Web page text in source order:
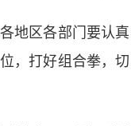
区各部门要认真
，打好组合拳，